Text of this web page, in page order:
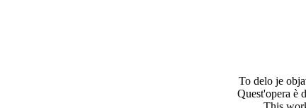
To delo je
Quest'opera è